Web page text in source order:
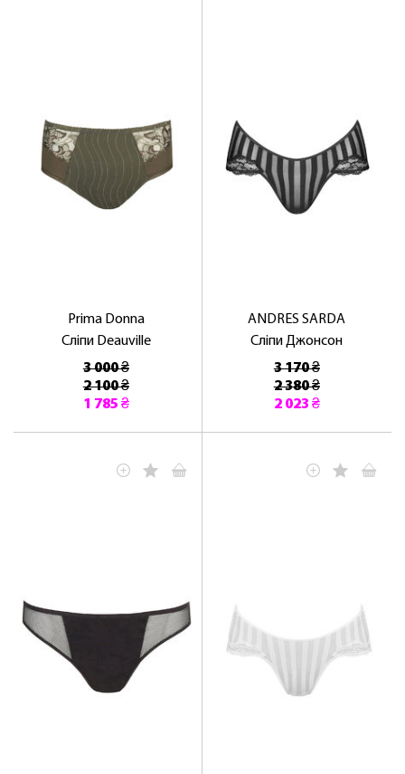
Prima Donna
Сліпи Deauville
3 000 ₴
2 100 ₴
1 785 ₴
ANDRES SARDA
Сліпи Джонсон
3 170 ₴
2 380 ₴
2 023 ₴